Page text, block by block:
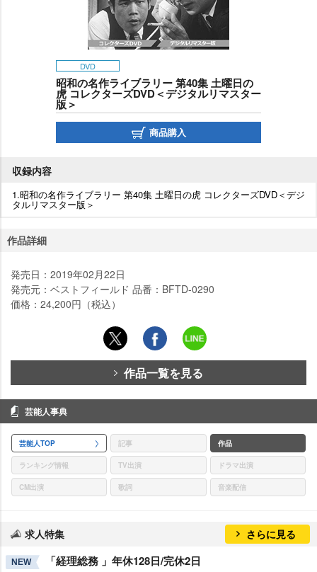
DVD
昭和の名作ライブラリー 第40集 土曜日の
虎 コレクターズDVD＜デジタルリマスター
版＞
商品購入
収録内容
1.昭和の名作ライブラリー 第40集 土曜日の虎 コレクターズDVD＜デジ
タルリマスター版＞
作品詳細
発売日：2019年02月22日
発売元：ベストフィールド 品番：BFTD-0290
価格：24,200円（税込）
作品一覧を見る
芸能人事典
芸能人TOP 記事 作品
ランキング情報 TV出演 ドラマ出演
CM出演 歌詞 音楽配信
求人特集 さらに見る
NEW 「経理総務 」年休128日/完休2日